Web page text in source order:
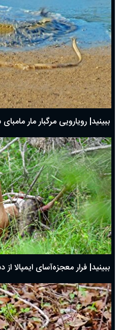
ببینید| رویارویی مرگبار مار
ببینید| فرار معجزه‌آسای ایمپالا